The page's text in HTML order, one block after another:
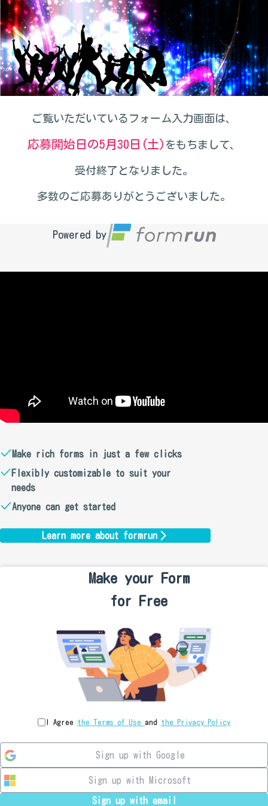
ご覧いただいているフォーム入力画面は、
応募開始日の5月30日(土) をもちまして、
受付終了となりました。
多数のご応募ありがとうございました。
Powered by
Make rich forms in just a few clicks
Flexibly customizable to suit your
needs
Anyone can get started
Learn more about formrun
Make your Form
for Free
I Agree the Terms of Use and the Privacy Policy
Sign up with Google
Sign up with Microsoft
Sign up with email